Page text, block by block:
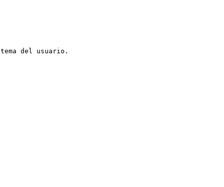
del usuario.